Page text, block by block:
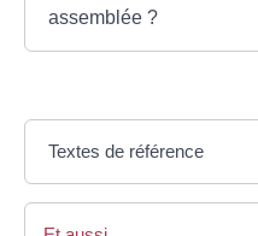
assemblée ?
Textes de référence